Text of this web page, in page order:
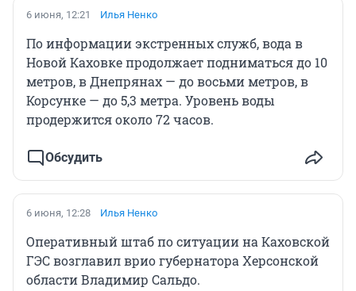
6 июня, 12:21 Илья Ненко
По информации экстренных служб, вода в
Новой Каховке продолжает подниматься до 10
метров, в Днепрянах — до восьми метров, в
Корсунке — до 5,3 метра. Уровень воды
продержится около 72 часов.
Обсудить
6 июня, 12:28 Илья Ненко
Оперативный штаб по ситуации на Каховской
ГЭС возглавил врио губернатора Херсонской
области Владимир Сальдо.